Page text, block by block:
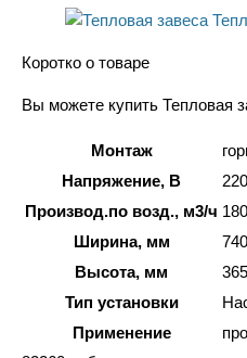
Коротко о товаре
Вы можете купить Тепловая
Монтаж
Напряжение, В
220
Производ.по возд., м3/ч
Ширина, мм
740
Высота, мм
365
Тип установки
Применение